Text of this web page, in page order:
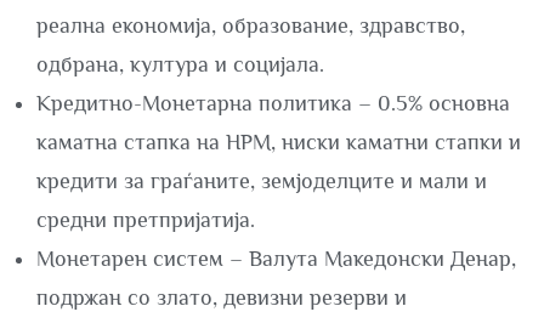
реална економија, образование, здравство,
одбрана, култура и социјала.
Кредитно-Монетарна политика – 0.5% основна
каматна стапка на НРМ, ниски каматни стапки и
кредити за граѓаните, земјоделците и мали и
средни претпријатија.
Монетарен систем – Валута Македонски Денар,
подржан со злато, девизни резерви и